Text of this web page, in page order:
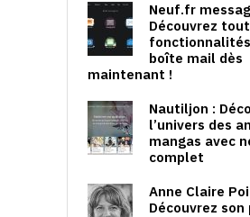
Neuf.fr
Découvrez
boîte mail dès
maintenant !
Nautiljon :
l’univers des
mangas avec
complet
Anne Claire
Découvrez son